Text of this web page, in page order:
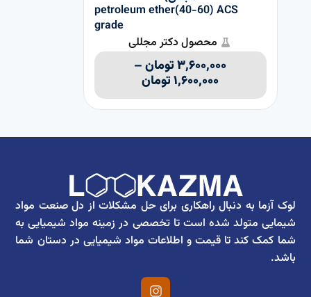
petroleum ether(40-60) ACS
grade
محصول دکتر مجللی
۳,۶۰۰,۰۰۰تومان–
۱,۶۰۰,۰۰۰تومان
لوک آزما به دنبال راهکاری برای حل مشکلات از دل صنعت مواد
شیمایی متولد شده است تا تخصصی در زمینه مواد شیمیایی به
شما کمک کند تا قیمت و اطلاعات مواد شیمیایی در دستان شما
باشد.